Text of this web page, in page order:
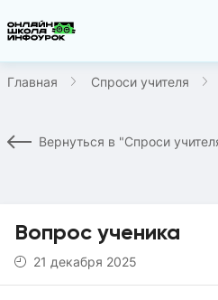
Главная Спроси учителя
Вернуться в "Спроси
Вопрос ученика
21 декабря 2025